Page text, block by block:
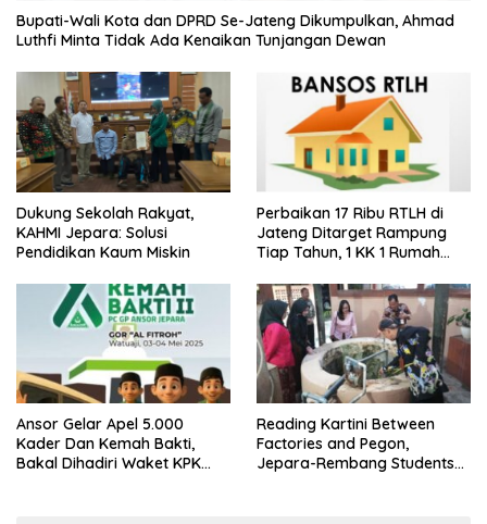
Bupati-Wali Kota dan DPRD Se-Jateng Dikumpulkan, Ahmad
Luthfi Minta Tidak Ada Kenaikan Tunjangan Dewan
Dukung Sekolah Rakyat,
KAHMI Jepara: Solusi
Pendidikan Kaum Miskin
Perbaikan 17 Ribu RTLH di
Jateng Ditarget Rampung
Tiap Tahun, 1 KK 1 Rumah
Ansor Gelar Apel 5.000
Kader Dan Kemah Bakti,
Bakal Dihadiri Waket KPK
Reading Kartini Between
Factories and Pegon,
Jepara-Rembang Students